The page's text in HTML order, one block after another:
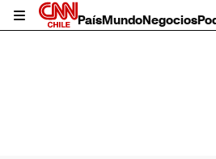
PaísMundoNegocios